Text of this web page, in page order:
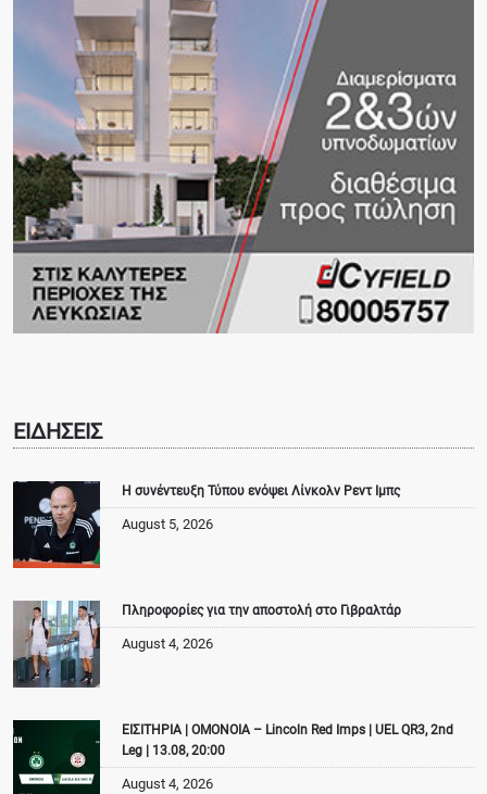
ΕΙΔΗΣΕΙΣ
Η συνέντευξη Τύπου ενόψει Λίνκολν Ρεντ Ιμπς
August 5, 2026
Πληροφορίες για την αποστολή στο Γιβραλτάρ
August 4, 2026
ΕΙΣΙΤΗΡΙΑ | ΟΜΟΝΟΙΑ – Lincoln Red Imps | UEL QR3, 2nd
Leg | 13.08, 20:00
August 4, 2026